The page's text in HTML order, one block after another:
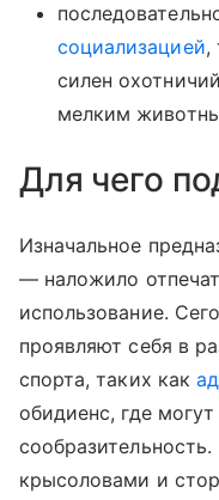
социализацией,
силен
мелким
Для чего
Изначальное
— наложило
использование.
проявляют себя в
спорта, таких как
обидиенс, где
крысоловами и